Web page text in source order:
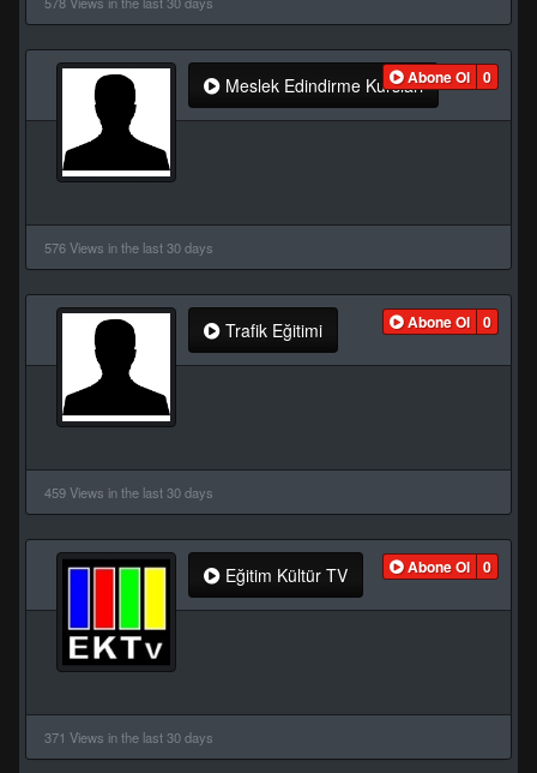
Meslek Edindirme KurslarıAbone Ol 0
576 Views in the last 30 days
Trafik Eğitimi Abone Ol 0
459 Views in the last 30 days
Eğitim Kültür TV Abone Ol 0
371 Views in the last 30 days